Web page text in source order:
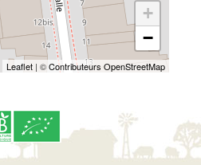
+
−
Leaflet | ©Contributeurs OpenStreetMap